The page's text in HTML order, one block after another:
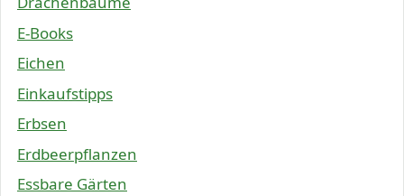
E-Books
Eichen
Einkaufstipps
Erbsen
Erdbeerpflanzen
Essbare Gärten